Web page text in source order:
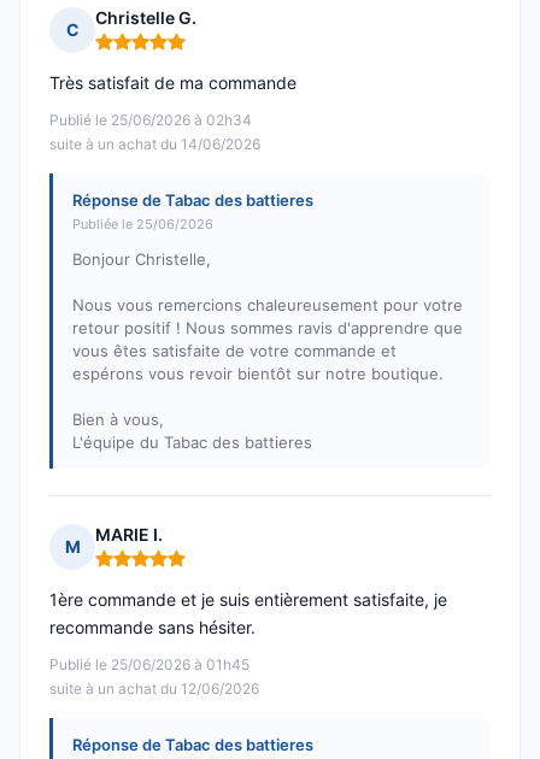
C
Christelle G.
Note : 5 sur 5
Publié le 25/06/2026 à 02h34
suite à un achat du 14/06/2026
Très satisfait de ma commande
Réponse de Tabac des battieres
Publiée le 25/06/2026
Bonjour Christelle,
Nous vous remercions chaleureusement pour votre
retour positif ! Nous sommes ravis d'apprendre que
vous êtes satisfaite de votre commande et
espérons vous revoir bientôt sur notre boutique.
Bien à vous,
L'équipe du Tabac des battieres
M
MARIE I.
Note : 5 sur 5
Publié le 25/06/2026 à 01h45
suite à un achat du 12/06/2026
1ère commande et je suis entièrement satisfaite, je
recommande sans hésiter.
Réponse de Tabac des battieres